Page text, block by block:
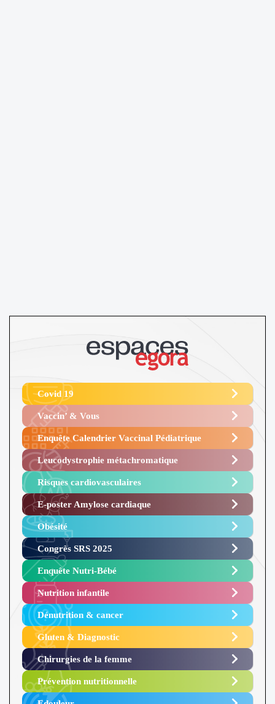
Covid 19
Vaccin’ & Vous
Enquête Calendrier Vaccinal Pédiatrique
Leucodystrophie métachromatique
Risques cardiovasculaires
E-poster Amylose cardiaque ​
Obésité ​
Congrès SRS 2025 ​
Enquête Nutri-Bébé ​
Nutrition infantile
Dénutrition & cancer
Gluten & Diagnostic
Chirurgies de la femme
Prévention nutritionnelle